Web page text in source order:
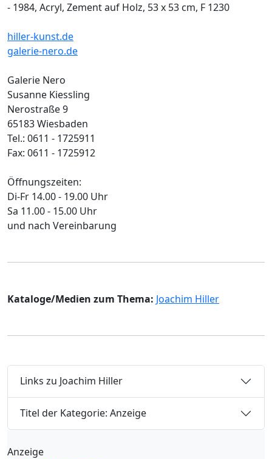
- 1984, Acryl, Zement auf Holz, 53 x 53 cm, F 1230
hiller-kunst.de
galerie-nero.de
Galerie Nero
Susanne Kiessling
Nerostraße 9
65183 Wiesbaden
Tel.: 0611 - 1725911
Fax: 0611 - 1725912
Öffnungszeiten:
Di-Fr 14.00 - 19.00 Uhr
Sa 11.00 - 15.00 Uhr
und nach Vereinbarung
Kataloge/Medien zum Thema: Joachim Hiller
Links zu Joachim Hiller
Titel der Kategorie: Anzeige
Anzeige